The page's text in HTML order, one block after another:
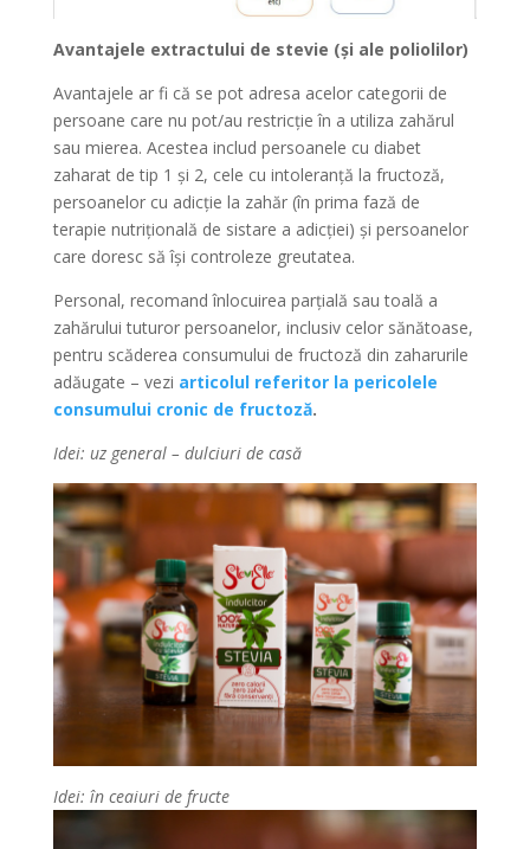
Avantajele extractului de stevie (și ale poliolilor)
Avantajele ar fi că se pot adresa acelor categorii de
persoane care nu pot/au restricție în a utiliza zahărul
sau mierea. Acestea includ persoanele cu diabet
zaharat de tip 1 și 2, cele cu intoleranță la fructoză,
persoanelor cu adicție la zahăr (în prima fază de
terapie nutrițională de sistare a adicției) și persoanelor
care doresc să își controleze greutatea.
Personal, recomand înlocuirea parțială sau toală a
zahărului tuturor persoanelor, inclusiv celor sănătoase,
pentru scăderea consumului de fructoză din zaharurile
adăugate – vezi articolul referitor la pericolele
consumului cronic de fructoză.
Idei: uz general – dulciuri de casă
Idei: în ceaiuri de fructe